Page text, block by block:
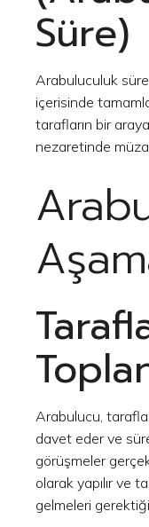
Süre)
Arabuluculuk
içerisinde
tarafların bir
nezaretinde
Arabulucu,
davet eder ve
görüşmeler
olarak yapılır ve
gelmeleri